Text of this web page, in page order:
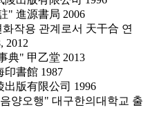
" 進源書局 2006
작용 관계로서 天干合 연
2012
典" 甲乙堂 2013
印書館 1987
版有限公司 1996
양오행" 대구한의대학교 출